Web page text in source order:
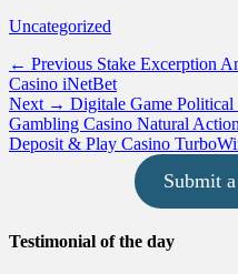
Categories
Uncategorized
Post
navigation
← Previous Previous
post:
Stake Excerption
Casino iNetBet
Next → Next
post:
Digitale Game
Gambling Casino Natural
Deposit & Play Casino
Submit
Testimonial of the day